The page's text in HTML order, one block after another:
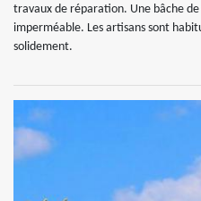
travaux de réparation. Une bâche
imperméable. Les artisans sont
solidement.